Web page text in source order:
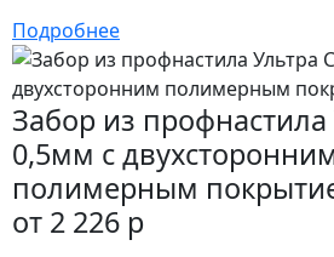
Подробнее
Забор из профнастила
0,5мм с
полимерным
от 2 226 р